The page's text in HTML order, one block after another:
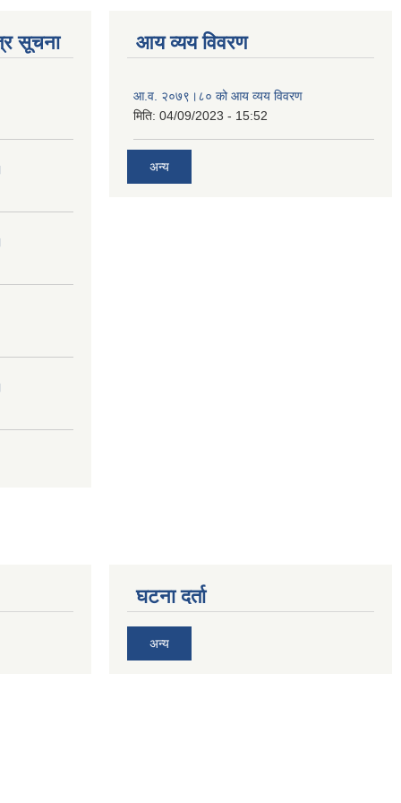
सूचना आय व्यय विवरण
आ.व. २०७९।८० को आय व्यय विवरण
मिति: 04/09/2023 - 15:52
अन्य
घटना दर्ता
अन्य